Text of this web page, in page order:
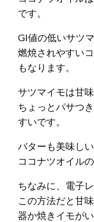
です。
GI値の低いサツマ
燃焼されやすい
もなります。
サツマイモは甘味
ちょっとパサつ
すいです。
バターも美味しい
ココナツオイル
ちなみに、電子
この方法だと甘
器か焼きイモがい